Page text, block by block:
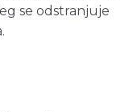
se odstranjuje